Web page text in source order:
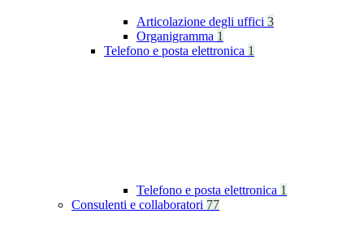
Articolazione degli uffici 3
Organigramma 1
Telefono e posta elettronica 1
Telefono e posta elettronica 1
Consulenti e collaboratori 77